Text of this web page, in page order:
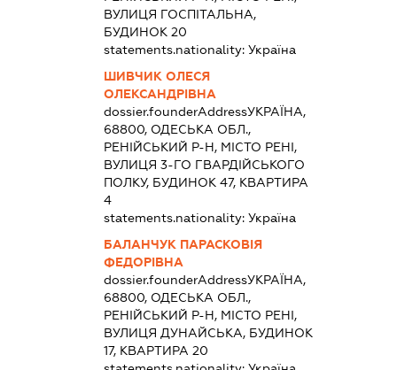
ВУЛИЦЯ ГОСПІТАЛЬНА,
БУДИНОК 20
statements.nationality: Україна
ШИВЧИК ОЛЕСЯ
ОЛЕКСАНДРІВНА
dossier.founderAddressУКРАЇНА,
68800, ОДЕСЬКА ОБЛ.,
РЕНІЙСЬКИЙ Р-Н, МІСТО РЕНІ,
ВУЛИЦЯ 3-ГО ГВАРДІЙСЬКОГО
ПОЛКУ, БУДИНОК 47, КВАРТИРА
4
statements.nationality: Україна
БАЛАНЧУК ПАРАСКОВІЯ
ФЕДОРІВНА
dossier.founderAddressУКРАЇНА,
68800, ОДЕСЬКА ОБЛ.,
РЕНІЙСЬКИЙ Р-Н, МІСТО РЕНІ,
ВУЛИЦЯ ДУНАЙСЬКА, БУДИНОК
17, КВАРТИРА 20